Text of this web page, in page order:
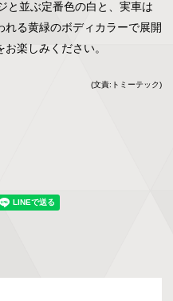
と並ぶ定番色の白と、実車は
る黄緑のボディカラーで展開
楽しみください。
(文責:トミーテック)